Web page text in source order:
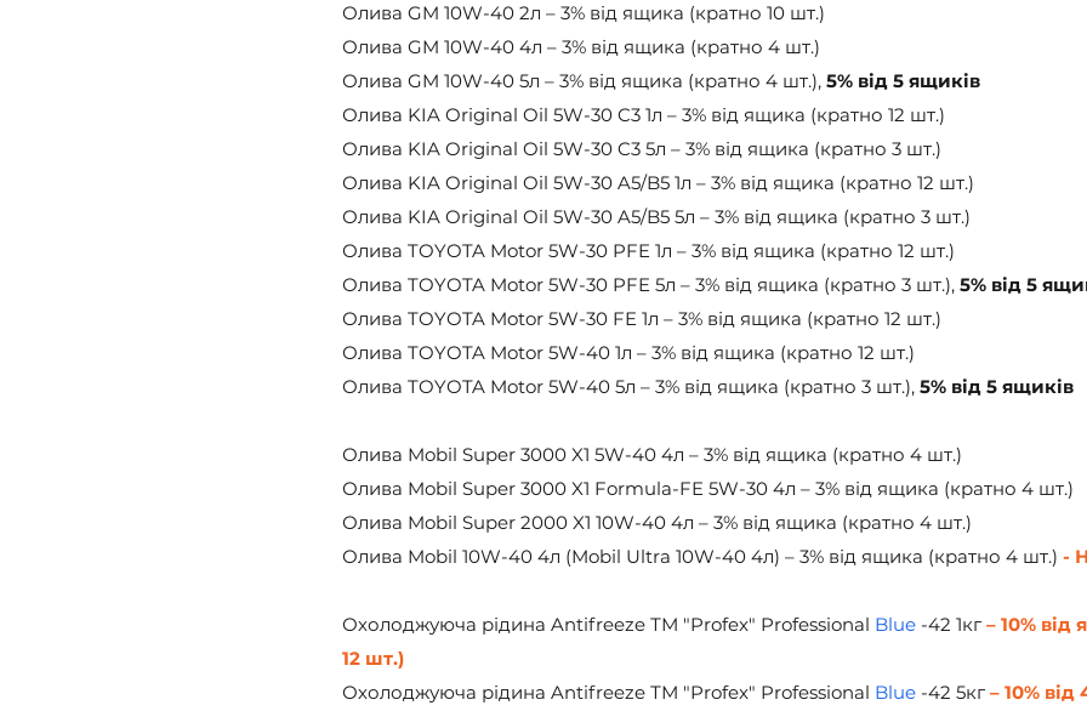
Олива GM 10W-40 2л – 3% від ящика (кратно 10 шт.)
Олива GM 10W-40 4л – 3% від ящика (кратно 4 шт.)
Олива GM 10W-40 5л – 3% від ящика (кратно 4 шт.), 5% від 5 ящиків
Олива KIA Original Oil 5W-30 C3 1л – 3% від ящика (кратно 12 шт.)
Олива KIA Original Oil 5W-30 C3 5л – 3% від ящика (кратно 3 шт.)
Олива KIA Original Oil 5W-30 A5/B5 1л – 3% від ящика (кратно 12 шт.)
Олива KIA Original Oil 5W-30 A5/B5 5л – 3% від ящика (кратно 3 шт.)
Олива TOYOTA Motor 5W-30 PFE 1л – 3% від ящика (кратно 12 шт.)
Олива TOYOTA Motor 5W-30 PFE 5л – 3% від ящика (кратно 3 шт.), 5% від 5
Олива TOYOTA Motor 5W-30 FE 1л – 3% від ящика (кратно 12 шт.)
Олива TOYOTA Motor 5W-40 1л – 3% від ящика (кратно 12 шт.)
Олива TOYOTA Motor 5W-40 5л – 3% від ящика (кратно 3 шт.), 5% від 5 ящиків
Олива Mobil Super 3000 X1 5W-40 4л – 3% від ящика (кратно 4 шт.)
Олива Mobil Super 3000 X1 Formula-FE 5W-30 4л – 3% від ящика (кратно 4 шт.)
Олива Mobil Super 2000 X1 10W-40 4л – 3% від ящика (кратно 4 шт.)
Олива Mobil 10W-40 4л (Mobil Ultra 10W-40 4л) – 3% від ящика (кратно 4 шт.) -
Охолоджуюча рідина Antifreeze ТМ "Profex" Professional Blue -42 1кг – 10%
12 шт.)
Охолоджуюча рідина Antifreeze ТМ "Profex" Professional Blue -42 5кг – 10% від